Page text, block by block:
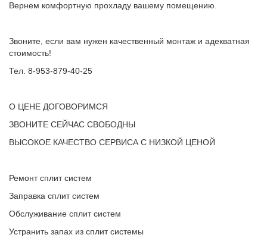
Вернем комфортную прохладу вашему помещению.
Звоните, если вам нужен качественный монтаж и адекватная
стоимость!
Тел. 8-953-879-40-25
О ЦЕНЕ ДОГОВОРИМСЯ
ЗВОНИТЕ СЕЙЧАС СВОБОДНЫ
ВЫСОКОЕ КАЧЕСТВО СЕРВИСА С НИЗКОЙ ЦЕНОЙ
Ремонт сплит систем
Заправка сплит систем
Обслуживание сплит систем
Устранить запах из сплит системы